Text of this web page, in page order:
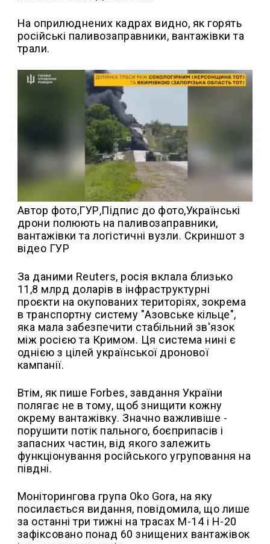
На оприлюднених кадрах видно, як горять
російські паливозаправники, вантажівки та
трали.
Автор фото,ГУР,Підпис до фото,Українські
дрони полюють на паливозаправники,
вантажівки та логістичні вузли. Скриншот з
відео ГУР
За даними Reuters, росія вклала близько
11,8 млрд доларів в інфраструктурні
проєкти на окупованих територіях, зокрема
в транспортну систему "Азовське кільце",
яка мала забезпечити стабільний зв'язок
між росією та Кримом. Ця система нині є
однією з цілей української дронової
кампанії.
Втім, як пише Forbes, завдання України
полягає не в тому, щоб знищити кожну
окрему вантажівку. Значно важливіше -
порушити потік пального, боєприпасів і
запасних частин, від якого залежить
функціонування російського угруповання на
півдні.
Моніторингова група Oko Gora, на яку
посилається видання, повідомила, що лише
за останні три тижні на трасах М-14 і Н-20
зафіксовано понад 60 знищених вантажівок